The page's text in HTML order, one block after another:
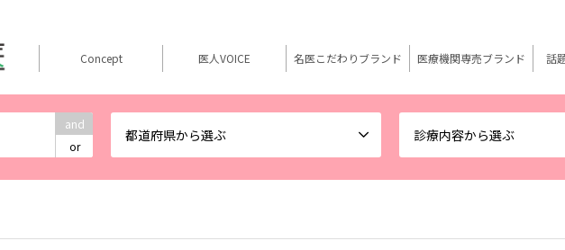
and
or
都道府県から選ぶ 診療内容から選ぶ
Concept 医人VOICE 名医こだわりブランド 医療機関専売ブランド 話